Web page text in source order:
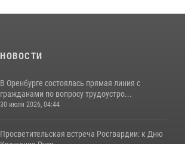
НОВОСТИ
В Оренбурге состоялась прямая линия с
гражданами по вопросу трудоустро...
30 июля 2026, 04:44
Просветительская встреча Росгвардии: к Дню